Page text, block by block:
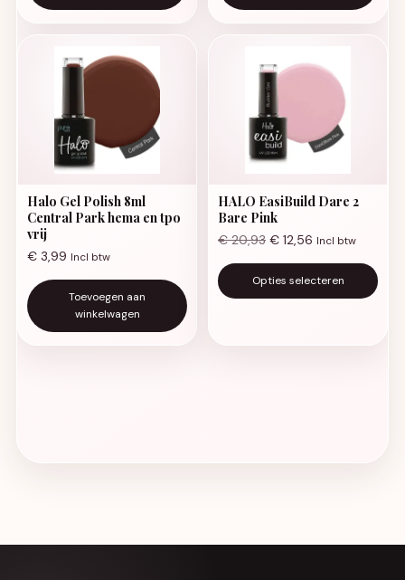
Halo Gel Polish 8ml
Central Park hema en tpo
vrij
€ 3,99 Incl btw
Toevoegen aan
winkelwagen
HALO EasiBuild Dare 2
Bare Pink
€20,93 € 12,56 Incl btw
Opties selecteren